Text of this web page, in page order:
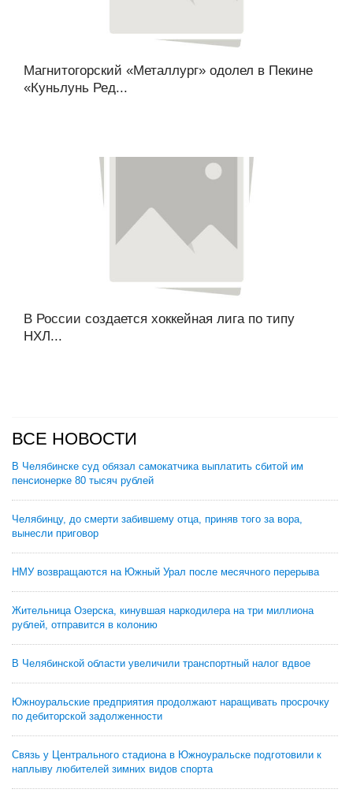
Магнитогорский «Металлург» одолел в Пекине
«Куньлунь Ред...
В России создается хоккейная лига по типу
НХЛ...
ВСЕ НОВОСТИ
В Челябинске суд обязал самокатчика выплатить сбитой им
пенсионерке 80 тысяч рублей
Челябинцу, до смерти забившему отца, приняв того за вора,
вынесли приговор
НМУ возвращаются на Южный Урал после месячного перерыва
Жительница Озерска, кинувшая наркодилера на три миллиона
рублей, отправится в колонию
В Челябинской области увеличили транспортный налог вдвое
Южноуральские предприятия продолжают наращивать просрочку
по дебиторской задолженности
Связь у Центрального стадиона в Южноуральске подготовили к
наплыву любителей зимних видов спорта